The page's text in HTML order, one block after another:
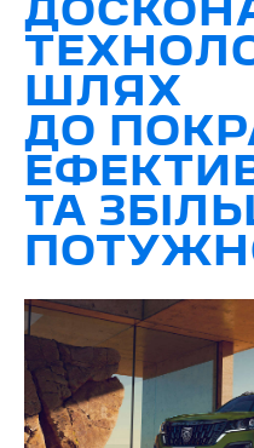
ШЛЯХ
ДО
ТА